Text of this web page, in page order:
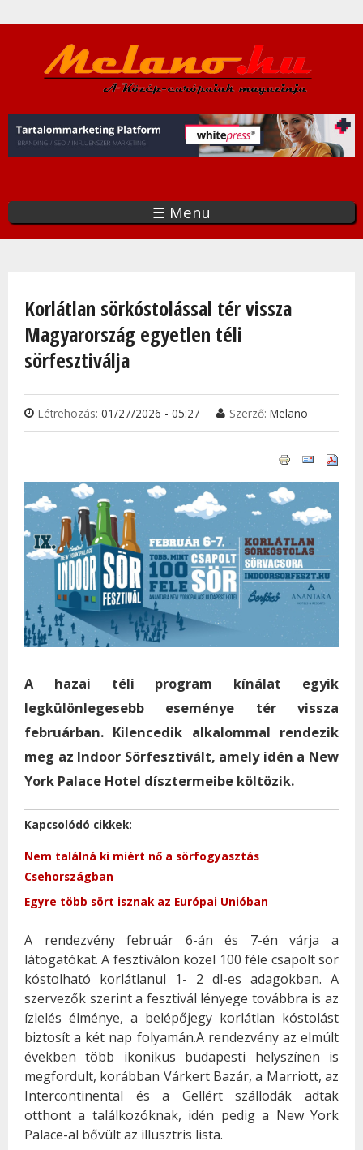
a
tartalomra
☰ Menu
Korlátlan sörkóstolással tér vissza
Magyarország egyetlen téli
sörfesztiválja
Létrehozás: 01/27/2026 - 05:27 Szerző: Melano
A hazai téli program kínálat egyik
legkülönlegesebb eseménye tér vissza
februárban. Kilencedik alkalommal rendezik
meg az Indoor Sörfesztivált, amely idén a New
York Palace Hotel dísztermeibe költözik.
Kapcsolódó cikkek:
Nem találná ki miért nő a sörfogyasztás
Csehországban
Egyre több sört isznak az Európai Unióban
A rendezvény február 6-án és 7-én várja a
látogatókat. A fesztiválon közel 100 féle csapolt sör
kóstolható korlátlanul 1- 2 dl-es adagokban. A
szervezők szerint a fesztivál lényege továbbra is az
ízlelés élménye, a belépőjegy korlátlan kóstolást
biztosít a két nap folyamán.A rendezvény az elmúlt
években több ikonikus budapesti helyszínen is
megfordult, korábban Várkert Bazár, a Marriott, az
Intercontinental és a Gellért szállodák adtak
otthont a találkozóknak, idén pedig a New York
Palace-al bővült az illusztris lista.